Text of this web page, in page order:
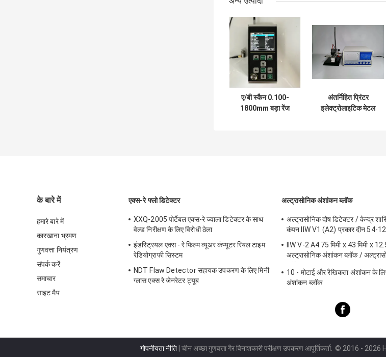
ए/बी स्कैन 0.100-
1800mm बड़ा रेंज
अंतर्निहित प्रिंटर
इलेक्ट्रोलाइटिक मेटल
के बारे में
हमारे बारे में
कारखाना भ्रमण
गुणवत्ता नियंत्रण
संपर्क करें
समाचार
साइट मैप
एक्स-रे फ्लो डिटेक्टर
XXQ-2005 पोर्टेबल एक्स-रे ज्वाला डिटेक्टर के साथ
वेल्ड निरीक्षण के लिए विरोधी ठेला
इंडस्ट्रियल एक्स - रे फिल्म व्यूअर कंप्यूटर रियल टाइम
रेडियोग्राफी सिस्टम
NDT Flaw Detector सहायक उपकरण के लिए मिनी
ग्लास एक्स रे जेनरेटर ट्यूब
अल्ट्रासोनिक अंशांकन ब्लॉक
अल्ट्रासोनिक दोष डिटेक्टर / केन्द्र
कंपन IIW V1 (A2) प्रकार दीन 54-
IIW V-2 A4 75 मिमी x 43 मिमी x
अल्ट्रासोनिक अंशांकन ब्लॉक /
10 - मोटाई और रैखिकता अंशांकन के
अंशांकन ब्लॉक
गोपनीयता नीति | चीन अच्छा गुणवत्ता गैर विनाशकारी परीक्षण उपकरण आपूर्तिकर्ता. © 2016 - 2026